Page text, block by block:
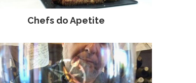
Chefs do Apetite